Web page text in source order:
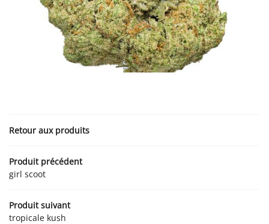
ACCUEIL
AVIS
CONTACT
02 34 44 58 93
Retour aux produits
Produit précédent
girl scoot
Produit suivant
tropicale kush